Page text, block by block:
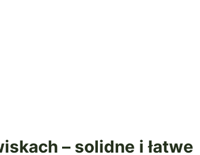
– solidne i łatwe